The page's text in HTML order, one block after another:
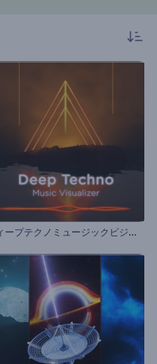
デ
ィープテクノミュージックビジュアライザー